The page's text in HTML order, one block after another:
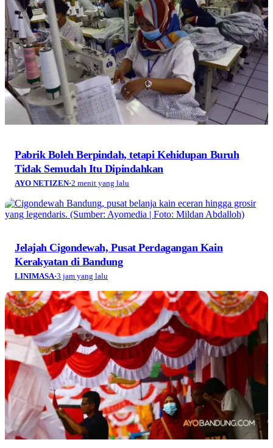
Pabrik Boleh Berpindah, tetapi Kehidupan Buruh
Tidak Semudah Itu Dipindahkan
AYO NETIZEN·2 menit yang lalu
Jelajah Cigondewah, Pusat Perdagangan Kain
Kerakyatan di Bandung
LINIMASA·3 jam yang lalu